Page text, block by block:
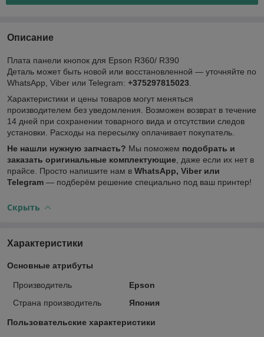
Описание
Плата панели кнопок для Epson R360/ R390
Деталь может быть новой или восстановленной — уточняйте по
WhatsApp, Viber или Telegram: +375297815023
Характеристики и цены товаров могут меняться
производителем без уведомления. Возможен возврат в течение
14 дней при сохранении товарного вида и отсутствии следов
установки. Расходы на пересылку оплачивает покупатель.
Не нашли нужную запчасть? Мы поможем подобрать и
заказать оригинальные комплектующие , даже если их нет в
прайсе. Просто напишите нам в WhatsApp, Viber или
Telegram — подберём решение специально под ваш принтер!
Скрыть
Характеристики
Основные атрибуты
Производитель
Epson
Страна производитель
Япония
Пользовательские характеристики